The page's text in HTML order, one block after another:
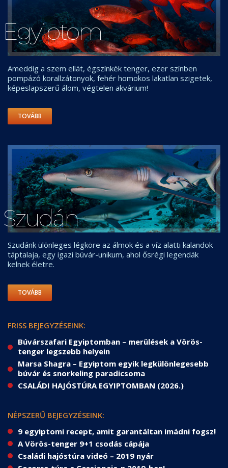
Egyiptom
Ameddig a szem ellát, égszínkék tenger, ezer színben
pompázó korallzátonyok, fehér homokos lakatlan szigetek,
képeslapszerű álom, végtelen akvárium!
TOVÁBB
Szudán
Szudánk ülönleges légköre az álmok és a víz alatti kalandok
táptalaja, egy igazi búvár-unikum, ahol ősrégi legendák
kelnek életre.
TOVÁBB
FRISS BEJEGYZÉSEINK:
Búvárszafari Egyiptomban – merülések a Vörös-
tenger legszebb helyein
Marsa Shagra – Egyiptom egyik legkülönlegesebb
búvár és snorkeling paradicsoma
CSALÁDI HAJÓSTÚRA EGYIPTOMBAN (2026.)
NÉPSZERŰ BEJEGYZÉSEINK:
9 egyiptomi recept, amit garantáltan imádni fogsz!
A Vörös-tenger 9+1 csodás cápája
Családi hajóstúra videó – 2019 nyár